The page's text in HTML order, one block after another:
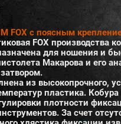
FOX с поясным
FOX производства
для ношения и
Макарова и его
из высокопрочного,
пластика.
плотности
За счет